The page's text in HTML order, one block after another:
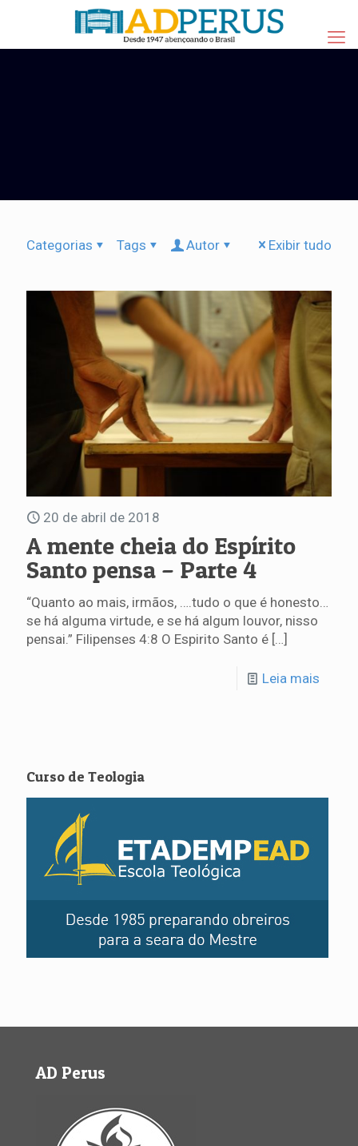
Categorias Tags Autor Exibir tudo
20 de abril de 2018
A mente cheia do Espírito
Santo pensa – Parte 4
“Quanto ao mais, irmãos, ….tudo o que é honesto…
se há alguma virtude, e se há algum louvor, nisso
pensai.” Filipenses 4:8 O Espirito Santo é […]
Leia mais
Curso de Teologia
AD Perus